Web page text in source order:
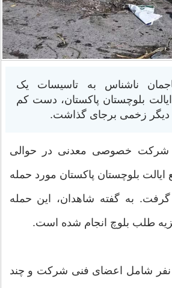
ناشناس به تاسیسات یک
بلوچستان پاکستان، دست کم
شرکت خصوصی معدنی در حوالی
ایالت بلوچستان پاکستان مورد حمله
به گفته شاهدان، این حمله
طلب بلوچ انجام شده است.
درپی این حادثه، ۱۰ نفر شامل اعضای فنی شرکت و چند